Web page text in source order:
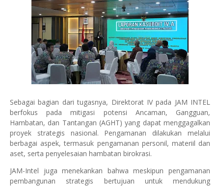
Sebagai bagian dari tugasnya, Direktorat IV pada JAM INTEL
berfokus pada mitigasi potensi Ancaman, Gangguan,
Hambatan, dan Tantangan (AGHT) yang dapat menggagalkan
proyek strategis nasional. Pengamanan dilakukan melalui
berbagai aspek, termasuk pengamanan personil, materiil dan
aset, serta penyelesaian hambatan birokrasi.
JAM-Intel juga menekankan bahwa meskipun pengamanan
pembangunan strategis bertujuan untuk mendukung